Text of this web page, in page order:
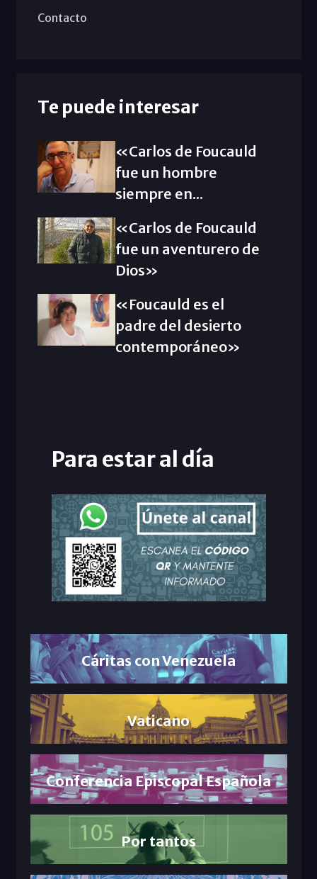
Contacto
Te puede interesar
«Carlos de Foucauld
fue un hombre
siempre en...
«Carlos de Foucauld
fue un aventurero de
Dios»
«Foucauld es el
padre del desierto
contemporáneo»
Para estar al día
Cáritas con Venezuela
Vaticano
Conferencia Episcopal Española
Por tantos